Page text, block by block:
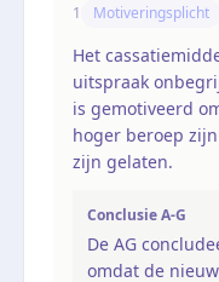
1 Motiveringsplicht
Het
uitspraak
is gemotiveerd
hoger beroep
zijn gelaten.
Conclusie A-G
De AG
omdat de